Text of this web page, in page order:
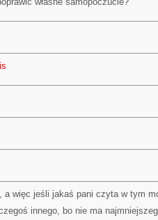
a więc jeśli jakaś pani czyta w tym
innego, bo nie ma